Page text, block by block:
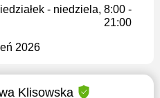
- niedziela, 8:00 -
21:00
2026
Klisowska